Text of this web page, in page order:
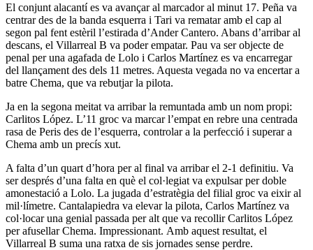
El conjunt alacantí es va avançar al marcador al minut 17. Peña va
centrar des de la banda esquerra i Tari va rematar amb el cap al
segon pal fent estèril l’estirada d’Ander Cantero. Abans d’arribar al
descans, el Villarreal B va poder empatar. Pau va ser objecte de
penal per una agafada de Lolo i Carlos Martínez es va encarregar
del llançament des dels 11 metres. Aquesta vegada no va encertar a
batre Chema, que va rebutjar la pilota.
Ja en la segona meitat va arribar la remuntada amb un nom propi:
Carlitos López. L’11 groc va marcar l’empat en rebre una centrada
rasa de Peris des de l’esquerra, controlar a la perfecció i superar a
Chema amb un precís xut.
A falta d’un quart d’hora per al final va arribar el 2-1 definitiu. Va
ser després d’una falta en què el col·legiat va expulsar per doble
amonestació a Lolo. La jugada d’estratègia del filial groc va eixir al
mil·límetre. Cantalapiedra va elevar la pilota, Carlos Martínez va
col·locar una genial passada per alt que va recollir Carlitos López
per afusellar Chema. Impressionant. Amb aquest resultat, el
Villarreal B suma una ratxa de sis jornades sense perdre.